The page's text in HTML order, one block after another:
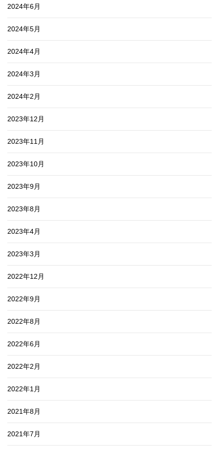
2024年6月
2024年5月
2024年4月
2024年3月
2024年2月
2023年12月
2023年11月
2023年10月
2023年9月
2023年8月
2023年4月
2023年3月
2022年12月
2022年9月
2022年8月
2022年6月
2022年2月
2022年1月
2021年8月
2021年7月